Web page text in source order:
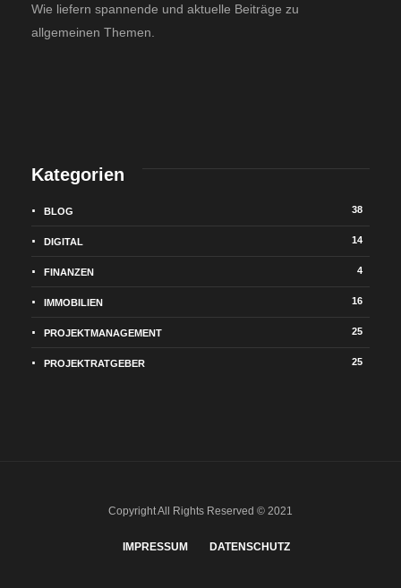
Wie liefern spannende und aktuelle Beiträge zu
allgemeinen Themen.
Kategorien
BLOG 38
DIGITAL 14
FINANZEN 4
IMMOBILIEN 16
PROJEKTMANAGEMENT 25
PROJEKTRATGEBER 25
Copyright All Rights Reserved © 2021
IMPRESSUM DATENSCHUTZ